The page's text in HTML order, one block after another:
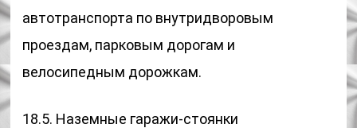
автотранспорта по внутридворовым
проездам, парковым дорогам и
велосипедным дорожкам.
18.5. Наземные гаражи-стоянки